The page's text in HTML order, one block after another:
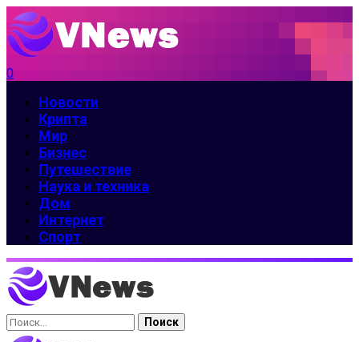
0
Новости
Крипта
Мир
Бизнес
Путешествие
Наука и техника
Дом
Интернет
Спорт
Найти: